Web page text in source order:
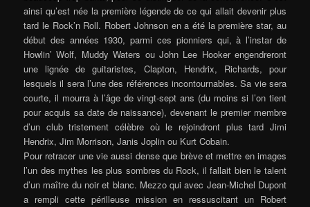
ainsi qu’est née la première légende de ce qui allait devenir plus
tard le Rock’n Roll. Robert Johnson en a été la première star, au
début des années 1930, parmi ces pionniers qui, à l’instar de
Howlin’ Wolf, Muddy Waters ou John Lee Hooker engendreront
une lignée de guitaristes, Clapton, Hendrix, Richards, pour
lesquels il sera l’une des références incontournables. Sa vie sera
courte, il mourra à l’âge de vingt-sept ans (du moins si l’on tient
pour acquis sa date de naissance), devenant le premier membre
d’un club tristement célèbre où le rejoindront plus tard Jimi
Hendrix, Jim Morrison, Janis Joplin ou Kurt Cobain.
Pour retracer une vie aussi dense que brève et mettre en images
l’un des mythes les plus sombres du Rock, il fallait bien le talent
d’un maître du noir et blanc. Mezzo qui avec Jean-Michel Dupont
a rempli cette périlleuse mission en ressuscitant un Robert